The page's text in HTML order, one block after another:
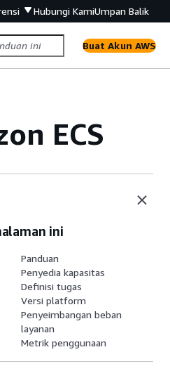
Hubungi KamiUmpan Balik
Buat Akun AWS
ECS
ini
Panduan
Penyedia kapasitas
Definisi tugas
Versi platform
Penyeimbangan beban
layanan
Metrik penggunaan